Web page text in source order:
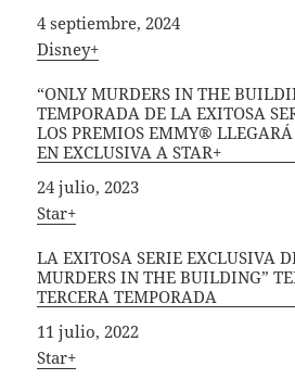
Fecha
4 septiembre, 2024
In relation to
Disney+
“ONLY MURDERS IN THE
TEMPORADA DE LA EXITOSA
LOS PREMIOS EMMY®
EN EXCLUSIVA A STAR+
Fecha
24 julio, 2023
In relation to
Star+
LA EXITOSA SERIE EXCLUSIVA
MURDERS IN THE BUILDING”
TERCERA TEMPORADA
Fecha
11 julio, 2022
In relation to
Star+